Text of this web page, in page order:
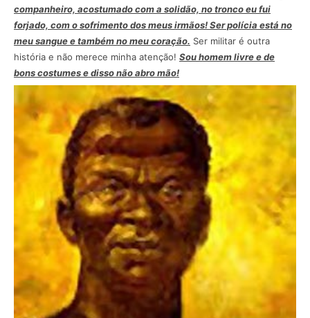
companheiro, acostumado com a solidão, no tronco eu fui
forjado, com o sofrimento dos meus irmãos! Ser polícia está no
meu sangue e também no meu coração. Ser militar é outra
história e não merece minha atenção! Sou homem livre e de
bons costumes e disso não abro mão!